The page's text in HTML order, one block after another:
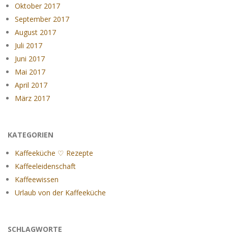
Oktober 2017
September 2017
August 2017
Juli 2017
Juni 2017
Mai 2017
April 2017
März 2017
KATEGORIEN
Kaffeeküche ♡ Rezepte
Kaffeeleidenschaft
Kaffeewissen
Urlaub von der Kaffeeküche
SCHLAGWORTE